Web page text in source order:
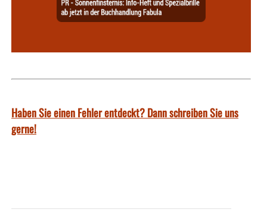
Haben Sie einen Fehler entdeckt? Dann schreiben Sie uns
gerne!